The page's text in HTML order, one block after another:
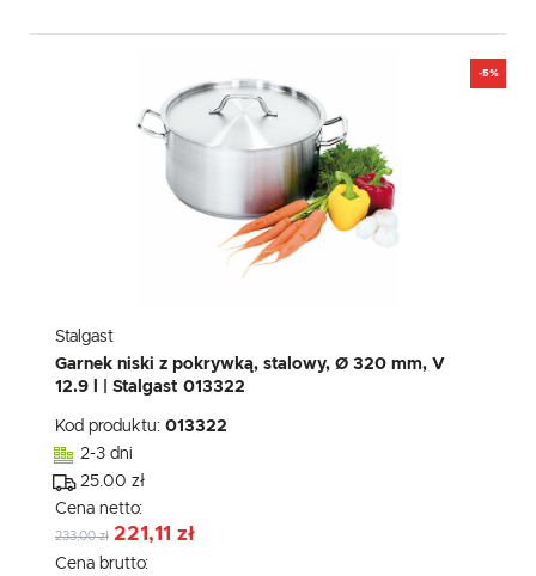
-5%
Stalgast
Garnek niski z pokrywką, stalowy, Ø 320 mm, V
12.9 l | Stalgast 013322
Kod produktu: 013322
2-3 dni
25.00 zł
Cena netto:
233,00 zł 221,11 zł
Cena brutto: